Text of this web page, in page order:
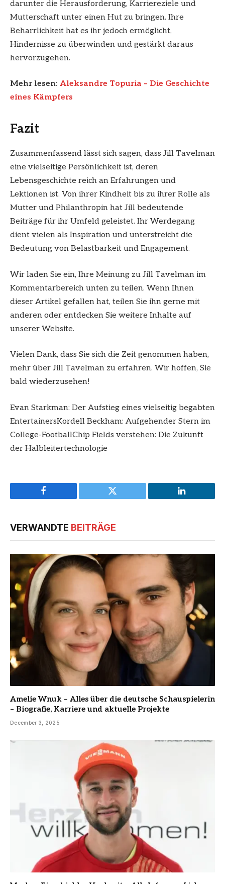
darunter die Herausforderung, Karriereziele und
Mutterschaft unter einen Hut zu bringen. Ihre
Beharrlichkeit hat es ihr jedoch ermöglicht,
Hindernisse zu überwinden und gestärkt daraus
hervorzugehen.
Mehr lesen: Aleksandre Topuria – Die Geschichte
eines Kämpfers
Fazit
Zusammenfassend lässt sich sagen, dass Jill Tavelman
eine vielseitige Persönlichkeit ist, deren
Lebensgeschichte reich an Erfahrungen und
Lektionen ist. Von ihrer Kindheit bis zu ihrer Rolle als
Mutter und Philanthropin hat Jill bedeutende
Beiträge für ihr Umfeld geleistet. Ihr Werdegang
dient vielen als Inspiration und unterstreicht die
Bedeutung von Belastbarkeit und Engagement.
Wir laden Sie ein, Ihre Meinung zu Jill Tavelman im
Kommentarbereich unten zu teilen. Wenn Ihnen
dieser Artikel gefallen hat, teilen Sie ihn gerne mit
anderen oder entdecken Sie weitere Inhalte auf
unserer Website.
Vielen Dank, dass Sie sich die Zeit genommen haben,
mehr über Jill Tavelman zu erfahren. Wir hoffen, Sie
bald wiederzusehen!
Evan Starkman: Der Aufstieg eines vielseitig begabten
EntertainersKordell Beckham: Aufgehender Stern im
College-FootballChip Fields verstehen: Die Zukunft
der Halbleitertechnologie
Facebook Twitter LinkedIn
VERWANDTE BEITRÄGE
Amelie Wnuk – Alles über die deutsche Schauspielerin
– Biografie, Karriere und aktuelle Projekte
December 3, 2025